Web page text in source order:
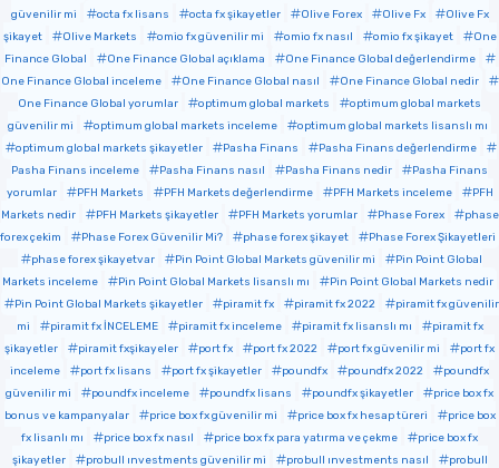
güvenilir mi
octa fx lisans octa fx şikayetler Olive Forex Olive Fx
Olive Fx
şikayet
Olive Markets omio fx güvenilir mi omio fx nasıl omio fx şikayet
One
Finance Global
One Finance Global açıklama
One Finance Global değerlendirme
One Finance Global inceleme
One Finance Global nasıl
One Finance Global nedir
One Finance Global yorumlar
optimum global markets
optimum global markets
güvenilir mi
optimum global markets inceleme
optimum global markets lisanslı mı
optimum global markets şikayetler
Pasha Finans
Pasha Finans değerlendirme
Pasha Finans inceleme
Pasha Finans nasıl Pasha Finans nedir
Pasha Finans
yorumlar
PFH Markets PFH Markets değerlendirme PFH Markets inceleme
PFH
Markets nedir
PFH Markets şikayetler PFH Markets yorumlar Phase Forex
phase
forex çekim
Phase Forex Güvenilir Mi? phase forex şikayet
Phase Forex Şikayetleri
phase forex şikayetvar
Pin Point Global Markets güvenilir mi
Pin Point Global
Markets inceleme
Pin Point Global Markets lisanslı mı
Pin Point Global Markets nedir
Pin Point Global Markets şikayetler
piramit fx piramit fx 2022
piramit fx güvenilir
mi
piramit fx İNCELEME piramit fx inceleme piramit fx lisanslı mı
piramit fx
şikayetler
piramit fxşikayeler port fx port fx 2022 port fx güvenilir mi
port fx
inceleme
port fx lisans port fx şikayetler poundfx poundfx 2022
poundfx
güvenilir mi
poundfx inceleme poundfx lisans poundfx şikayetler
price box fx
bonus ve kampanyalar
price box fx güvenilir mi price box fx hesap türeri
price box
fx lisanlı mı
price box fx nasıl price box fx para yatırma ve çekme
price box fx
şikayetler
probull ınvestments güvenilir mi probull ınvestments nasıl
probull